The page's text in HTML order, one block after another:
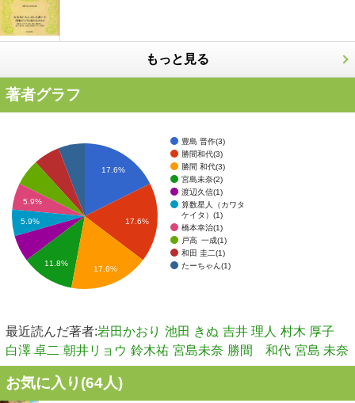
もっと見る
著者グラフ
豊島 晋作(3)
勝間和代(3)
勝間 和代(3)
宮島未奈(2)
渡辺久信(1)
算数星人（カワタ
ケイタ）(1)
橋本幸治(1)
戸高 一成(1)
和田 圭二(1)
たーちゃん(1)
17.6%
17.6%
5.9%
5.9%
11.8%
17.6%
最近読んだ著者:岩田かおり 池田 きぬ 吉井 理人 村木 厚子
白澤 卓二 朝井リョウ 鈴木祐 宮島未奈 勝間 和代 宮島 未奈
お気に入り(64人)